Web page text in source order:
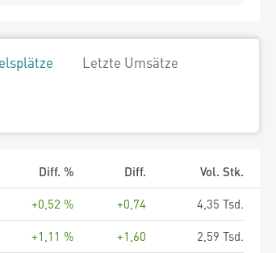
Letzte Umsätze
Diff. % Diff.
Vol. Stk.
+0,52 % +0,74
4,35 Tsd.
+1,11 % +1,60
2,59 Tsd.